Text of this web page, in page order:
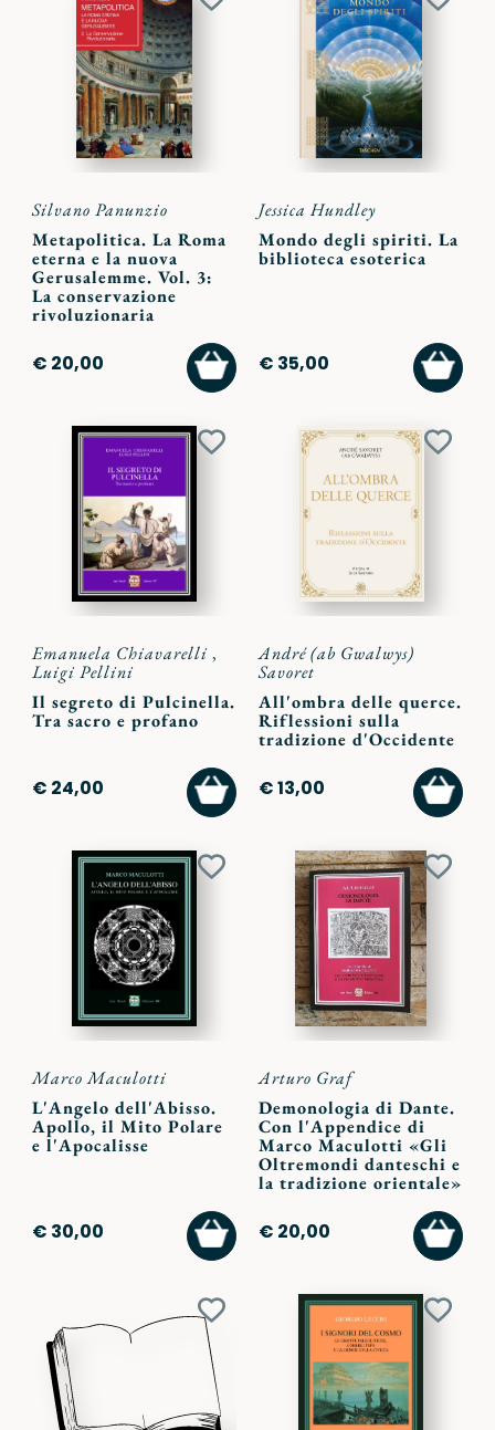
Aggiungi
Silvano Panunzio
Metapolitica. La Roma
eterna e la nuova
Gerusalemme. Vol. 3:
La conservazione
rivoluzionaria
€ 20,00
AGGIUNGI
AL
CARRELLO
Jessica Hundley
Mondo degli spiriti. La
biblioteca esoterica
€ 35,00
AL
Aggiungi
Emanuela Chiavarelli ,
Luigi Pellini
Il segreto di Pulcinella.
Tra sacro e profano
€ 24,00
AGGIUNGI
AL
CARRELLO
André (ab Gwalwys)
Savoret
All'ombra delle querce.
Riflessioni sulla
tradizione d'Occidente
€ 13,00
AL
Aggiungi
Marco Maculotti
L'Angelo dell'Abisso.
Apollo, il Mito Polare
e l'Apocalisse
€ 30,00
AGGIUNGI
AL
CARRELLO
Arturo Graf
Demonologia di Dante.
Con l'Appendice di
Marco Maculotti «Gli
Oltremondi danteschi e
la tradizione orientale»
€ 20,00
AL
Aggiungi
ai
preferiti